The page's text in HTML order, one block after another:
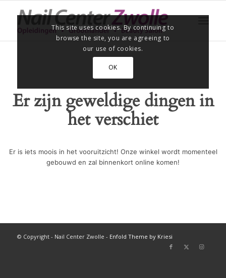
Er zijn geweldige dingen in
het verschiet
Er is iets moois in het vooruitzicht! Onze winkel wordt momenteel
gebouwd en zal binnenkort online komen!
© Copyright - Nail Center Zwolle - Enfold Theme by Kriesi
This site uses cookies. By continuing to
browse the site, you are agreeing to
our use of cookies.
OK